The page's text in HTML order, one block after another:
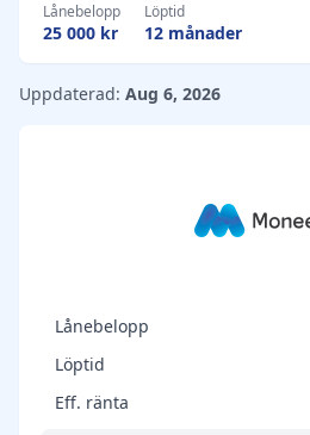
Lånebelopp
25 000 kr
Löptid
12 månader
Uppdaterad: Aug 6, 2026
Lånebelopp
Löptid
Eff. ränta